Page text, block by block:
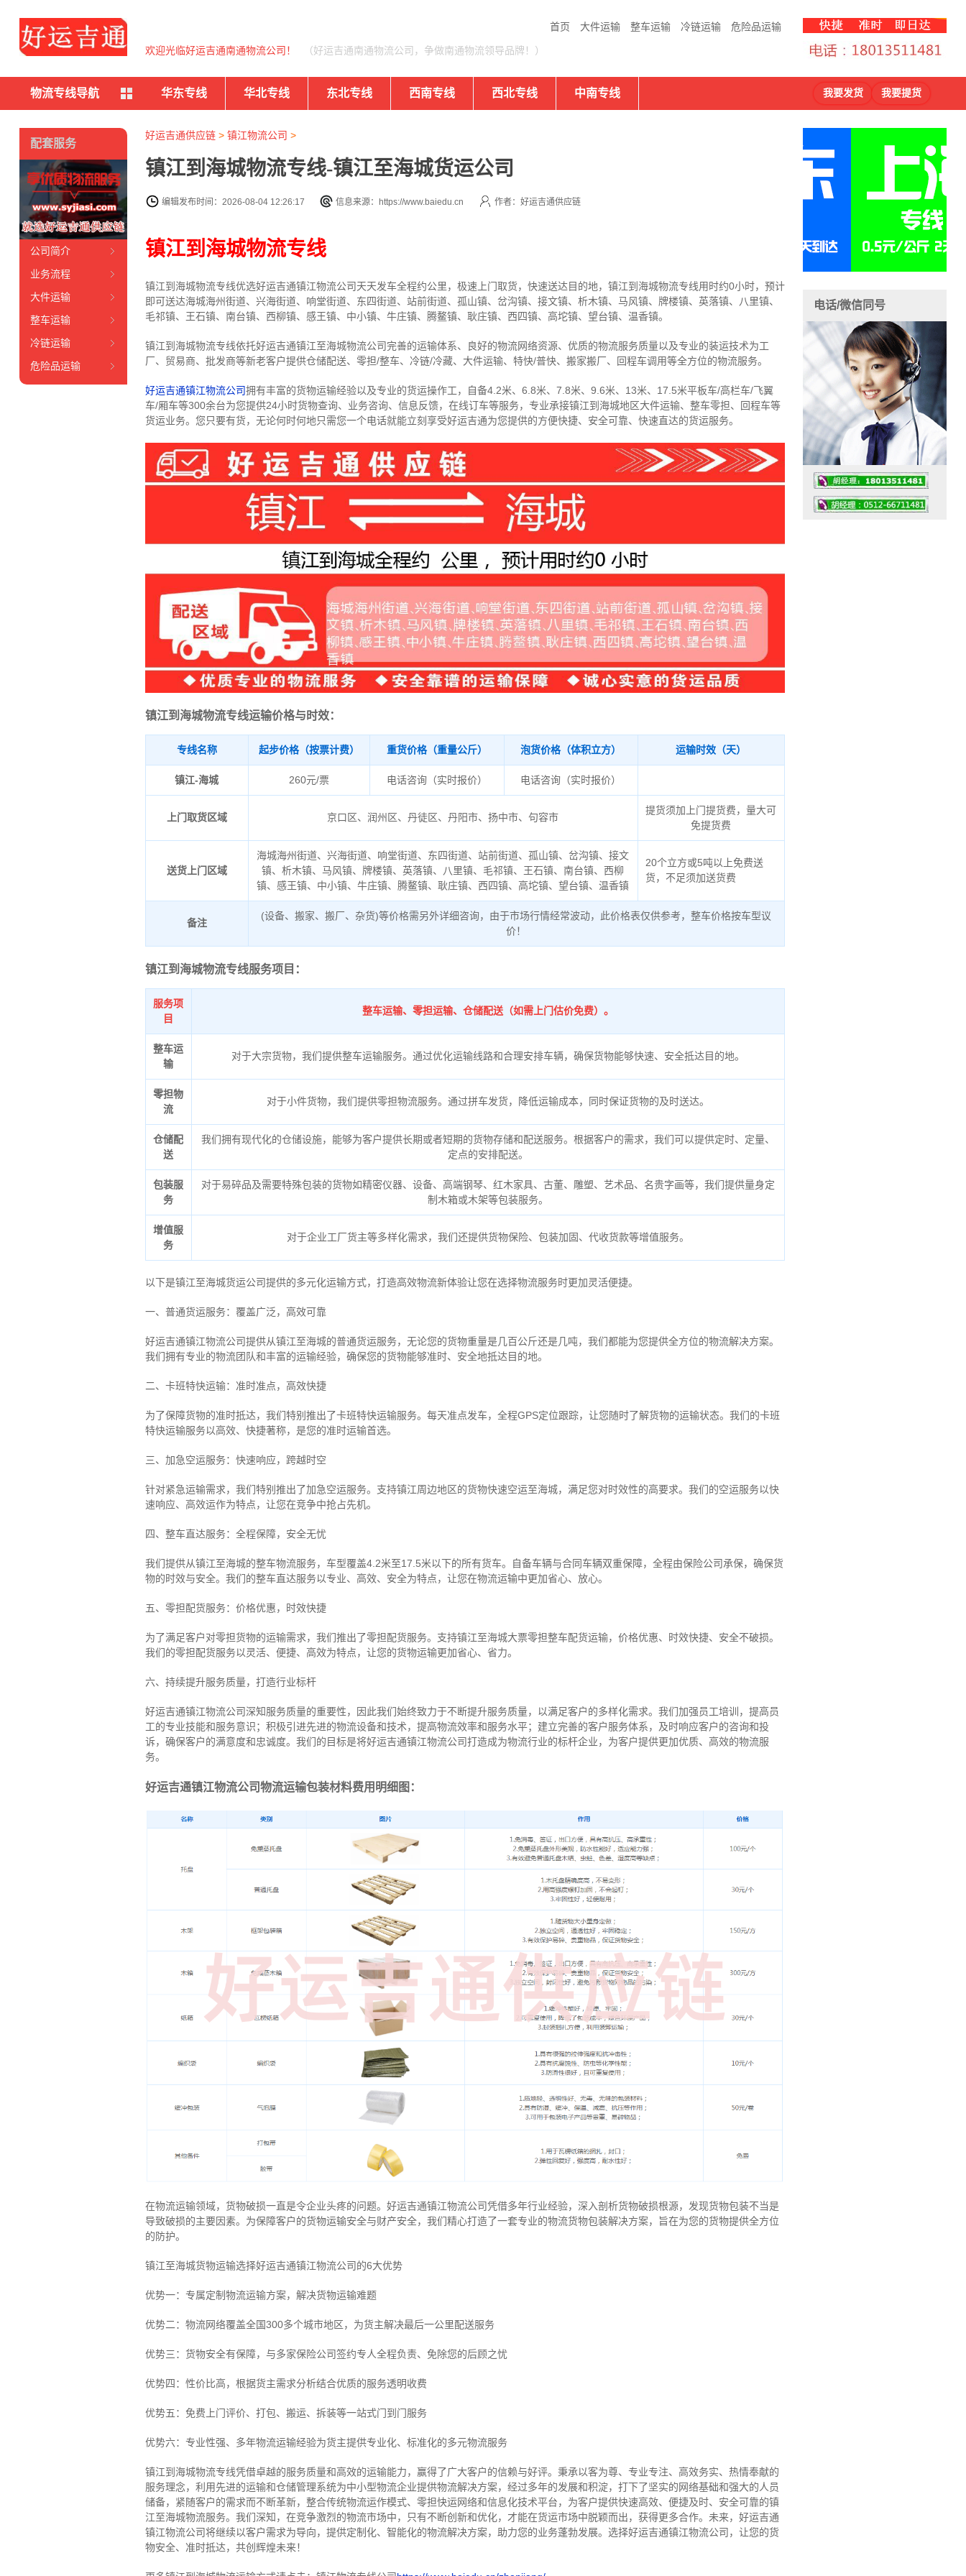
首页 大件运输 整车运输 冷链运输 危险品运输
欢迎光临好运吉通南通物流公司！ （好运吉通南通物流公司，争做南通物流领导品牌！）
物流专线导航 华东专线 华北专线 东北专线 西南专线 西北专线 中南专线 我要发货 我要提货
好运吉通供应链> 镇江物流公司 >
镇江到海城物流专线-镇江至海城货运公司
编辑发布时间：2026-08-04 12:26:17 信息来源：https://www.baiedu.cn 作者：好运吉通供应链
镇江到海城物流专线
镇江到海城物流专线优选好运吉通镇江物流公司天天发车全程约公里， 极速上门取货，快速送达目的地，镇江到海城物流专线用时约0小时，预计
即可送达海城海州街道、兴海街道、响堂街道、东四街道、站前街道、孤山镇、岔沟镇、接文镇、析木镇、马风镇、牌楼镇、英落镇、八里镇、
毛祁镇、王石镇、南台镇、西柳镇、感王镇、中小镇、牛庄镇、腾鳌镇、耿庄镇、西四镇、高坨镇、望台镇、温香镇。
镇江到海城物流专线依托好运吉通镇江至海城物流公司完善的运输体系、良好的物流网络资源、优质的物流服务质量以及专业的装运技术为工
厂、贸易商、批发商等新老客户提供仓储配送、零担/整车、冷链/冷藏、大件运输、特快/普快、搬家搬厂、回程车调用等全方位的物流服务。
好运吉通镇江物流公司拥有丰富的货物运输经验以及专业的货运操作工，自备4.2米、6.8米、7.8米、9.6米、13米、17.5米平板车/高栏车/飞翼
车/厢车等300余台为您提供24小时货物查询、业务咨询、信息反馈，在线订车等服务， 专业承接镇江到海城地区大件运输、整车零担、回程车等
货运业务。 您只要有货，无论何时何地只需您一个电话就能立刻享受好运吉通为您提供的方便快捷、安全可靠、快速直达的货运服务。
镇江到海城物流专线运输价格与时效：
专线名称 起步价格（按票计费） 重货价格（重量公斤） 泡货价格（体积立方） 运输时效（天）
镇江-海城 260元/票 电话咨询（实时报价） 电话咨询（实时报价）
上门取货区域 京口区、润州区、丹徒区、丹阳市、扬中市、句容市
提货须加上门提货费，量大可
免提货费
送货上门区域
海城海州街道、兴海街道、响堂街道、东四街道、站前街道、孤山镇、岔沟镇、接文
镇、析木镇、马风镇、牌楼镇、英落镇、八里镇、毛祁镇、王石镇、南台镇、西柳
镇、感王镇、中小镇、牛庄镇、腾鳌镇、耿庄镇、西四镇、高坨镇、望台镇、温香镇
20个立方或5吨以上免费送
货，不足须加送货费
备注
(设备、搬家、搬厂、杂货)等价格需另外详细咨询，由于市场行情经常波动，此价格表仅供参考，整车价格按车型议
价！
镇江到海城物流专线服务项目：
服务项
目
整车运输、零担运输、仓储配送（如需上门估价免费）。
整车运
输
对于大宗货物，我们提供整车运输服务。通过优化运输线路和合理安排车辆，确保货物能够快速、安全抵达目的地。
零担物
流
对于小件货物，我们提供零担物流服务。通过拼车发货，降低运输成本，同时保证货物的及时送达。
仓储配
送
我们拥有现代化的仓储设施，能够为客户提供长期或者短期的货物存储和配送服务。根据客户的需求，我们可以提供定时、定量、
定点的安排配送。
包装服
务
对于易碎品及需要特殊包装的货物如精密仪器、设备、高端钢琴、红木家具、古董、雕塑、艺术品、名贵字画等，我们提供量身定
制木箱或木架等包装服务。
增值服
务
对于企业工厂货主等多样化需求，我们还提供货物保险、包装加固、代收货款等增值服务。
以下是镇江至海城货运公司提供的多元化运输方式，打造高效物流新体验让您在选择物流服务时更加灵活便捷。
一、普通货运服务：覆盖广泛，高效可靠
好运吉通镇江物流公司提供从镇江至海城的普通货运服务，无论您的货物重量是几百公斤还是几吨，我们都能为您提供全方位的物流解决方案。
我们拥有专业的物流团队和丰富的运输经验，确保您的货物能够准时、安全地抵达目的地。
二、卡班特快运输：准时准点，高效快捷
为了保障货物的准时抵达，我们特别推出了卡班特快运输服务。每天准点发车，全程GPS定位跟踪，让您随时了解货物的运输状态。我们的卡班
特快运输服务以高效、快捷著称，是您的准时运输首选。
三、加急空运服务：快速响应，跨越时空
针对紧急运输需求，我们特别推出了加急空运服务。支持镇江周边地区的货物快速空运至海城，满足您对时效性的高要求。我们的空运服务以快
速响应、高效运作为特点，让您在竞争中抢占先机。
四、整车直达服务：全程保障，安全无忧
我们提供从镇江至海城的整车物流服务，车型覆盖4.2米至17.5米以下的所有货车。自备车辆与合同车辆双重保障，全程由保险公司承保，确保货
物的时效与安全。我们的整车直达服务以专业、高效、安全为特点，让您在物流运输中更加省心、放心。
五、零担配货服务：价格优惠，时效快捷
为了满足客户对零担货物的运输需求，我们推出了零担配货服务。支持镇江至海城大票零担整车配货运输，价格优惠、时效快捷、安全不破损。
我们的零担配货服务以灵活、便捷、高效为特点，让您的货物运输更加省心、省力。
六、持续提升服务质量，打造行业标杆
好运吉通镇江物流公司深知服务质量的重要性，因此我们始终致力于不断提升服务质量，以满足客户的多样化需求。我们加强员工培训，提高员
工的专业技能和服务意识；积极引进先进的物流设备和技术，提高物流效率和服务水平；建立完善的客户服务体系，及时响应客户的咨询和投
诉，确保客户的满意度和忠诚度。我们的目标是将好运吉通镇江物流公司打造成为物流行业的标杆企业，为客户提供更加优质、高效的物流服
务。
好运吉通镇江物流公司物流运输包装材料费用明细图：
在物流运输领域，货物破损一直是令企业头疼的问题。好运吉通镇江物流公司凭借多年行业经验，深入剖析货物破损根源，发现货物包装不当是
导致破损的主要因素。为保障客户的货物运输安全与财产安全，我们精心打造了一套专业的物流货物包装解决方案，旨在为您的货物提供全方位
的防护。
镇江至海城货物运输选择好运吉通镇江物流公司的6大优势
优势一：专属定制物流运输方案，解决货物运输难题
优势二：物流网络覆盖全国300多个城市地区，为货主解决最后一公里配送服务
优势三：货物安全有保障，与多家保险公司签约专人全程负责、免除您的后顾之忧
优势四：性价比高，根据货主需求分析结合优质的服务透明收费
优势五：免费上门评价、打包、搬运、拆装等一站式门到门服务
优势六：专业性强、多年物流运输经验为货主提供专业化、标准化的多元物流服务
镇江到海城物流专线凭借卓越的服务质量和高效的运输能力，赢得了广大客户的信赖与好评。 秉承以客为尊、专业专注、高效务实、热情奉献的
服务理念，利用先进的运输和仓储管理系统为中小型物流企业提供物流解决方案，经过多年的发展和积淀，打下了坚实的网络基础和强大的人员
储备，紧随客户的需求而不断革新，整合传统物流运作模式、零担快运网络和信息化技术平台，为客户提供快速高效、便捷及时、安全可靠的镇
江至海城物流服务。 我们深知，在竞争激烈的物流市场中，只有不断创新和优化，才能在货运市场中脱颖而出，获得更多合作。 未来，好运吉通
镇江物流公司将继续以客户需求为导向，提供定制化、智能化的物流解决方案，助力您的业务蓬勃发展。选择好运吉通镇江物流公司，让您的货
物安全、准时抵达，共创辉煌未来！
配套服务
公司简介
业务流程
大件运输
整车运输
冷链运输
危险品运输
电话/微信同号